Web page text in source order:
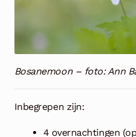
Bosanemoon – foto: Ann
Inbegrepen zijn:
4 overnachtingen